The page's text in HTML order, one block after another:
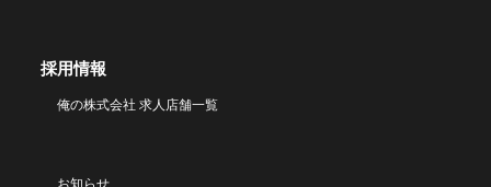
採用情報
俺の株式会社 求人店舗一覧
お知らせ